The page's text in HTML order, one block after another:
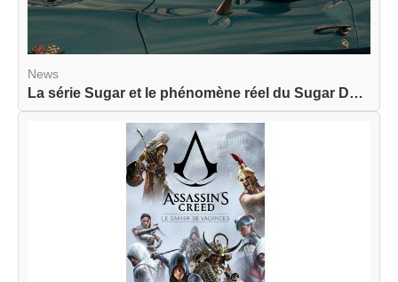
News
La série Sugar et le phénomène réel du Sugar Dat...